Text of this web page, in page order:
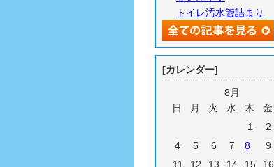
トイレ汚水管詰まり
[カレンダー]
8月
日
月 火 水 木 金
1
2
4
5 6 7 8 9
11
12 13 14 15 16